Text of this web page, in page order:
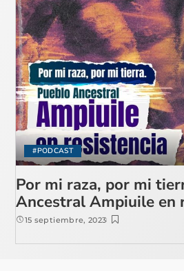
#PODCAST
Por mi raza, por mi
Ancestral Ampiuile en
15 septiembre, 2023